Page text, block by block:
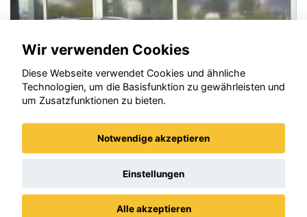
Opel Astra
Wir verwenden Cookies
Diese Webseite verwendet Cookies und ähnliche
Technologien, um die Basisfunktion zu gewährleisten und
um Zusatzfunktionen zu bieten.
Notwendige akzeptieren
Einstellungen
Alle akzeptieren